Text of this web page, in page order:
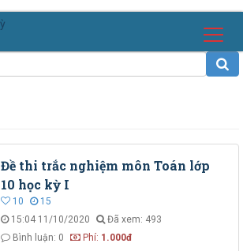
Đề thi trắc nghiệm môn Toán lớp
10 học kỳ I
10
15
15:04 11/10/2020
Đã xem: 493
Bình luận: 0
Phí: 1.000đ